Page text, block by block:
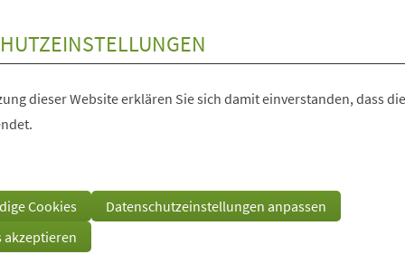
dieser Website erklären Sie sich damit einverstanden, dass
Cookies
Datenschutzeinstellungen anpassen
akzeptieren